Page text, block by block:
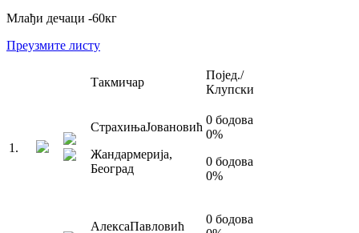
Млађи дечаци -60кг
Преузмите листу
Такмичар
Појед./
Клупски
1 .
СтрахињаЈовановић
Жандармерија,
Београд
0 бодова
0%
0 бодова
0%
АлексаПавловић
0 бодова